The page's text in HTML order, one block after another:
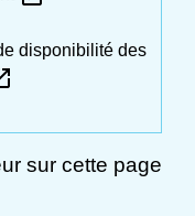
disponibilité des
sur cette page